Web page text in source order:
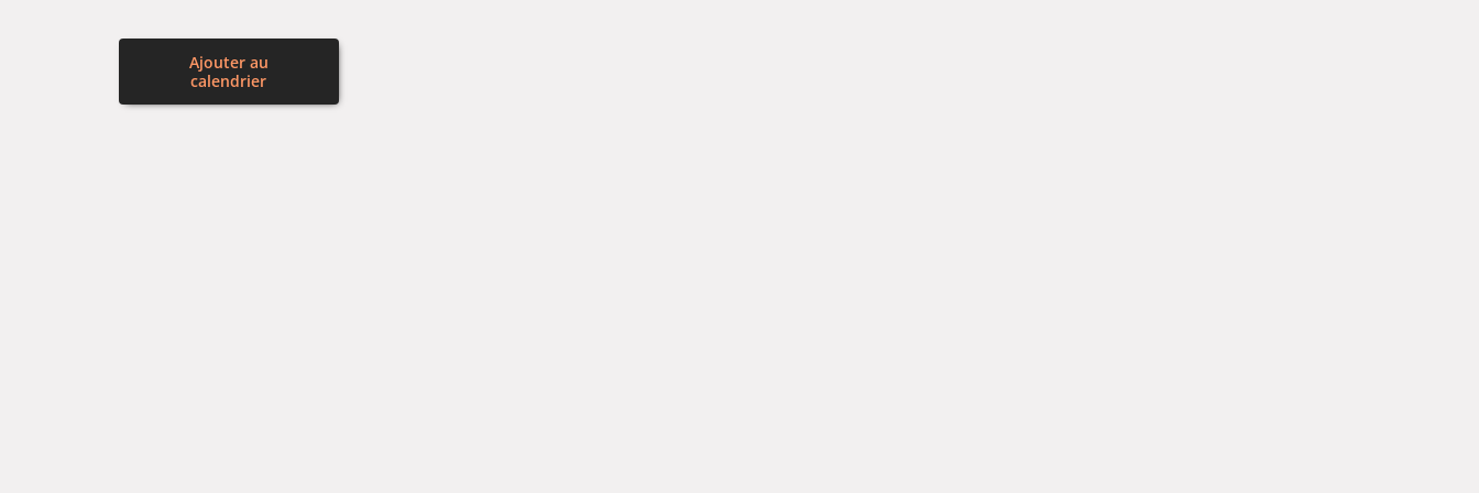
Ajouter au
calendrier